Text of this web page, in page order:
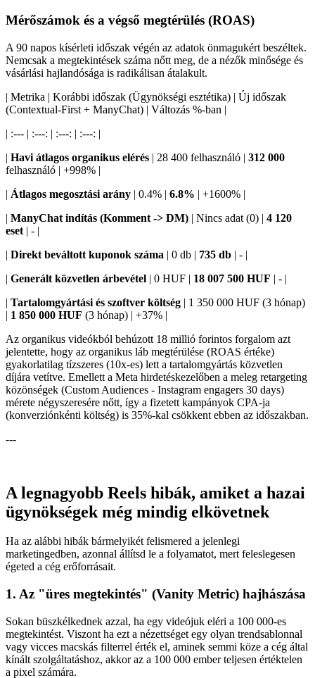
Mérőszámok és a végső megtérülés (ROAS)
A 90 napos kísérleti időszak végén az adatok önmagukért beszéltek.
Nemcsak a megtekintések száma nőtt meg, de a nézők minősége és
vásárlási hajlandósága is radikálisan átalakult.
| Metrika | Korábbi időszak (Ügynökségi esztétika) | Új időszak
(Contextual-First + ManyChat) | Változás %-ban |
| :--- | :---: | :---: | :---: |
| Havi átlagos organikus elérés | 28 400 felhasználó | 312 000
felhasználó | +998% |
| Átlagos megosztási arány | 0.4% | 6.8% | +1600% |
| ManyChat indítás (Komment -> DM) | Nincs adat (0) | 4 120
eset | - |
| Direkt beváltott kuponok száma | 0 db | 735 db | - |
| Generált közvetlen árbevétel | 0 HUF | 18 007 500 HUF | - |
| Tartalomgyártási és szoftver költség | 1 350 000 HUF (3 hónap)
| 1 850 000 HUF (3 hónap) | +37% |
Az organikus videókból behúzott 18 millió forintos forgalom azt
jelentette, hogy az organikus láb megtérülése (ROAS értéke)
gyakorlatilag tízszeres (10x-es) lett a tartalomgyártás közvetlen
díjára vetítve. Emellett a Meta hirdetéskezelőben a meleg retargeting
közönségek (Custom Audiences - Instagram engagers 30 days)
mérete négyszeresére nőtt, így a fizetett kampányok CPA-ja
(konverziónkénti költség) is 35%-kal csökkent ebben az időszakban.
---
A legnagyobb Reels hibák, amiket a hazai
ügynökségek még mindig elkövetnek
Ha az alábbi hibák bármelyikét felismered a jelenlegi
marketingedben, azonnal állítsd le a folyamatot, mert feleslegesen
égeted a cég erőforrásait.
1. Az "üres megtekintés" (Vanity Metric) hajhászása
Sokan büszkélkednek azzal, ha egy videójuk eléri a 100 000-es
megtekintést. Viszont ha ezt a nézettséget egy olyan trendsablonnal
vagy vicces macskás filterrel érték el, aminek semmi köze a cég által
kínált szolgáltatáshoz, akkor az a 100 000 ember teljesen értéktelen
a pixel számára.